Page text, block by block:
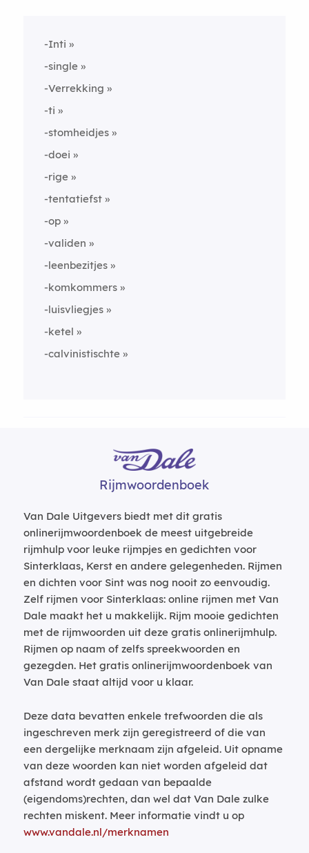
-Inti
-single
-Verrekking
-ti
-stomheidjes
-doei
-rige
-tentatiefst
-op
-validen
-leenbezitjes
-komkommers
-luisvliegjes
-ketel
-calvinistischte
Rijmwoordenboek
Van Dale Uitgevers biedt met dit gratis
onlinerijmwoordenboek de meest uitgebreide
rijmhulp voor leuke rijmpjes en gedichten voor
Sinterklaas, Kerst en andere gelegenheden. Rijmen
en dichten voor Sint was nog nooit zo eenvoudig.
Zelf rijmen voor Sinterklaas: online rijmen met Van
Dale maakt het u makkelijk. Rijm mooie gedichten
met de rijmwoorden uit deze gratis onlinerijmhulp.
Rijmen op naam of zelfs spreekwoorden en
gezegden. Het gratis onlinerijmwoordenboek van
Van Dale staat altijd voor u klaar.
Deze data bevatten enkele trefwoorden die als
ingeschreven merk zijn geregistreerd of die van
een dergelijke merknaam zijn afgeleid. Uit opname
van deze woorden kan niet worden afgeleid dat
afstand wordt gedaan van bepaalde
(eigendoms)rechten, dan wel dat Van Dale zulke
rechten miskent. Meer informatie vindt u op
www.vandale.nl/merknamen